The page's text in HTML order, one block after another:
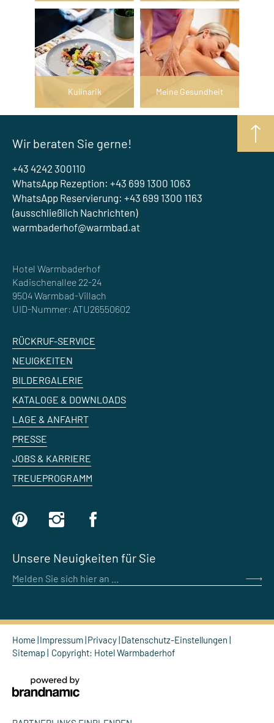
Kulinarik Meine Gesundheit
Wir beraten Sie gerne!
+43 4242 300110
WhatsApp Rezeption: +43 699 1300 1063
WhatsApp Reservierung: +43 699 1300 1163
(ausschließlich Nachrichten)
warmbaderhof@warmbad.at
Hotel Warmbaderhof
Kadischenallee 22-24
9504 Warmbad-Villach
UID-Nummer: ATU26550602
RÜCKRUF-SERVICE
NEUIGKEITEN
BILDERGALERIE
KATALOGE & DOWNLOADS
LAGE & ANFAHRT
PRESSE
JOBS & KARRIERE
TREUEPROGRAMM
Unsere Neuigkeiten für Sie
Melden Sie sich hier an ...
Home Impressum Privacy Datenschutz-Einstellungen
Sitemap
Copyright: Hotel Warmbaderhof